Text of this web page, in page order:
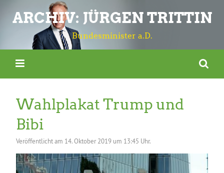
ARCHIV: JÜRGEN TRITTIN
Bundesminister a.D.
Wahlplakat Trump und
Bibi
Veröffentlicht am 14. Oktober 2019 um 13:45 Uhr.